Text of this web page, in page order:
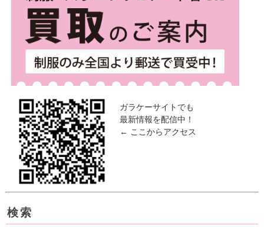
ガラケーサイトでも
最新情報を配信中！
← ここからアクセス
検索